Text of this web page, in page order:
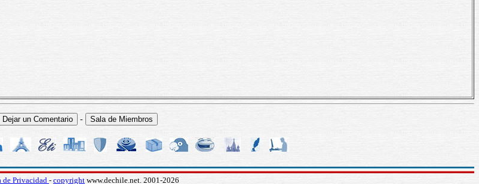
-
de Privacidad - copyright www.dechile.net. 2001-2026